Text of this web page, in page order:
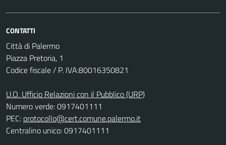
CONTATTI
Città di Palermo
Piazza Pretoria, 1
Codice fiscale / P. IVA:80016350821
U.O. Ufficio Relazioni con il Pubblico (URP)
Numero verde: 0917401111
PEC: protocollo@cert.comune.palermo.it
Centralino unico: 0917401111